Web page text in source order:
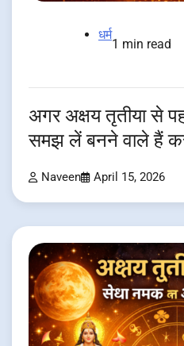
धर्म
1 min read
अगर अक्षय तृतीया से
समझ लें बनने वाले हैं
Naveen April 15, 2026